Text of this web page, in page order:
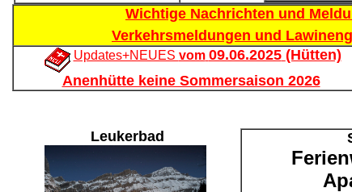
Wichtige Nachrichten und
Verkehrsmeldungen und
Updates+NEUES vom 09.06.2025 (Hütten)
Anenhütte keine Sommersaison 2026
Leukerbad